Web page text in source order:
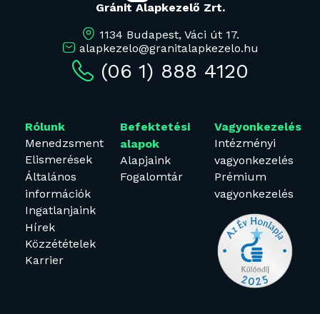
Gránit Alapkezelő Zrt.
1134 Budapest, Váci út 17.
alapkezelo@granitalapkezelo.hu
(06 1) 888 4120
Rólunk
Menedzsment
Elismerések
Általános
információk
Ingatlanjaink
Hírek
Közzétételek
Karrier
Befektetési
alapok
Alapjaink
Fogalomtár
Vagyonkezelés
Intézményi
vagyonkezelés
Prémium
vagyonkezelés